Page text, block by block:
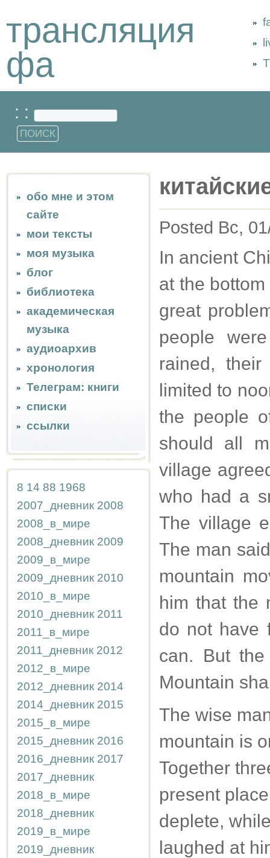
трансляция
фа
: :
обо мне и этом
сайте
мои тексты
моя музыка
блог
библиотека
академическая
музыка
аудиоархив
хронология
Телеграм: книги
списки
ссылки
8 14 88 1968
2007_дневник 2008
2008_в_мире
2008_дневник 2009
2009_в_мире
2009_дневник 2010
2010_в_мире
2010_дневник 2011
2011_в_мире
2011_дневник 2012
2012_в_мире
2012_дневник 2014
2014_дневник 2015
2015_в_мире
2015_дневник 2016
2016_дневник 2017
2017_дневник
2018_в_мире
2018_дневник
2019_в_мире
2019_дневник
Posted Вс,
In ancient
at the
great
people
rained,
limited to
the people
should all
village
who had a
The village
The man
mountain
him that the
do not have
can. But
Mountain
The wise
mountain is
Together
present
deplete,
laughed at